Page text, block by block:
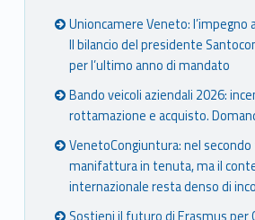
Unioncamere Veneto: l’impegno
Il bilancio del presidente
per l’ultimo anno di mandato
Bando veicoli aziendali 2026:
rottamazione e acquisto.
VenetoCongiuntura: nel
manifattura in tenuta, ma il
internazionale resta denso di